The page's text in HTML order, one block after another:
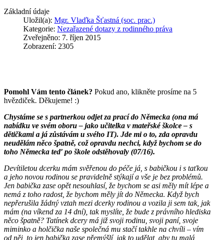
Základní údaje
Uložil(a): Mgr. Vlaďka Šťastná (soc. prac.)
Kategorie: Nezařazené dotazy z rodinného práva
Zveřejněno: 7. říjen 2015
Zobrazení: 2305
Pomohl Vám tento článek? Pokud ano, klikněte prosíme na 5
hvězdiček. Děkujeme! :)
Chystáme se s partnerkou odjet za prací do Německa (ona má
nabídku ve svém oboru – jako učitelka v mateřské školce – s
dětičkami a já zůstávám u svého IT). Jde mi o to, zda opravdu
neudělám něco špatně, což opravdu nechci, když bychom se do
toho Německa teď po škole odstěhovaly (07/16).
Devítiletou dcerku mám svěřenou do péče já, s babičkou i s taťkou
a jeho novou rodinou se pravidelně stýkají a vše je bez problémů.
Jen babička zase opět nesouhlasí, že bychom se asi měly mít lépe a
nemá z toho radost, že bychom měly jít do Německa. Když bych
nepřerušila žádný vztah mezi dcerky rodinou a vozila ji sem tak, jak
mám (na víkend za 14 dní), tak myslíte, že bude z právního hlediska
něco špatně? Tatínek dcery má již svoji rodinu, svoji paní, svoje
miminko a holčička naše společná mu stačí takhle na chvíli – vím
od něj, to jen babička zase přemýšlí, jak to udělat, aby tu malá